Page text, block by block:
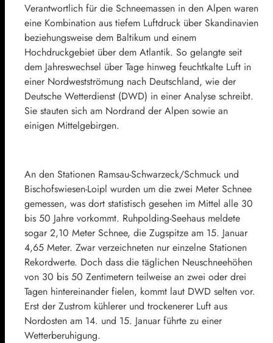
Verantwortlich für die Schneemassen in den Alpen waren
eine Kombination aus tiefem Luftdruck über Skandinavien
beziehungsweise dem Baltikum und einem
Hochdruckgebiet über dem Atlantik. So gelangte seit
dem Jahreswechsel über Tage hinweg feuchtkalte Luft in
einer Nordwestströmung nach Deutschland, wie der
Deutsche Wetterdienst (DWD) in einer Analyse schreibt.
Sie stauten sich am Nordrand der Alpen sowie an
einigen Mittelgebirgen.
An den Stationen Ramsau-Schwarzeck/Schmuck und
Bischofswiesen-Loipl wurden um die zwei Meter Schnee
gemessen, was dort statistisch gesehen im Mittel alle 30
bis 50 Jahre vorkommt. Ruhpolding-Seehaus meldete
sogar 2,10 Meter Schnee, die Zugspitze am 15. Januar
4,65 Meter. Zwar verzeichneten nur einzelne Stationen
Rekordwerte. Doch dass die täglichen Neuschneehöhen
von 30 bis 50 Zentimetern teilweise an zwei oder drei
Tagen hintereinander fielen, kommt laut DWD selten vor.
Erst der Zustrom kühlerer und trockenerer Luft aus
Nordosten am 14. und 15. Januar führte zu einer
Wetterberuhigung.